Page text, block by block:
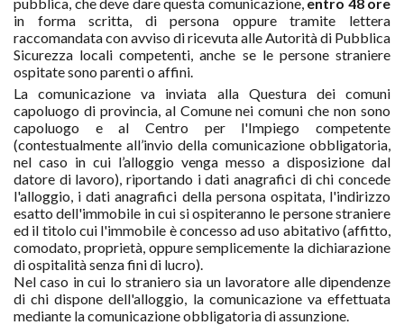
in forma scritta, di persona oppure tramite lettera
raccomandata con avviso di ricevuta alle Autorità di Pubblica
Sicurezza locali competenti, anche se le persone straniere
ospitate sono parenti o affini.
La comunicazione va inviata alla Questura dei comuni
capoluogo di provincia, al Comune nei comuni che non sono
capoluogo e al Centro per l'Impiego competente
(contestualmente all’invio della comunicazione obbligatoria,
nel caso in cui l’alloggio venga messo a disposizione dal
datore di lavoro), riportando i dati anagrafici di chi concede
l'alloggio, i dati anagrafici della persona ospitata, l'indirizzo
esatto dell'immobile in cui si ospiteranno le persone straniere
ed il titolo cui l'immobile è concesso ad uso abitativo (affitto,
comodato, proprietà, oppure semplicemente la dichiarazione
di ospitalità senza fini di lucro).
Nel caso in cui lo straniero sia un lavoratore alle dipendenze
di chi dispone dell'alloggio, la comunicazione va effettuata
mediante la comunicazione obbligatoria di assunzione.